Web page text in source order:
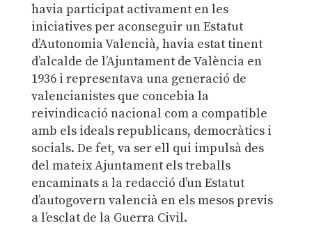
havia participat activament en les
iniciatives per aconseguir un Estatut
d’Autonomia Valencià, havia estat tinent
d’alcalde de l’Ajuntament de València en
1936 i representava una generació de
valencianistes que concebia la
reivindicació nacional com a compatible
amb els ideals republicans, democràtics i
socials. De fet, va ser ell qui impulsà des
del mateix Ajuntament els treballs
encaminats a la redacció d’un Estatut
d’autogovern valencià en els mesos previs
a l’esclat de la Guerra Civil.